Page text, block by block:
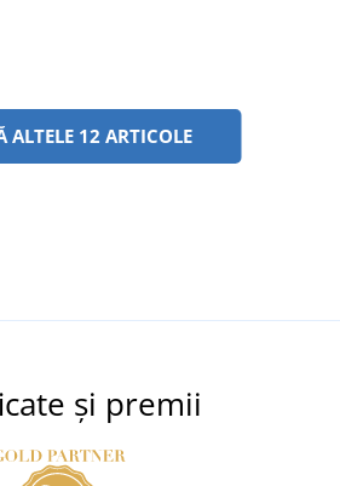
ALTELE 12 ARTICOLE
și premii